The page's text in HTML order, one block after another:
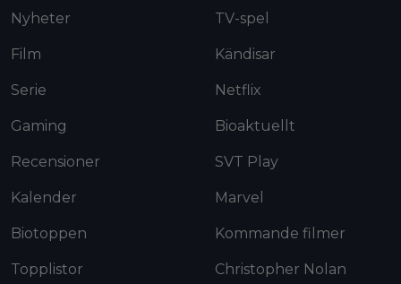
Nyheter
Film
Serie
Gaming
Recensioner
Kalender
Biotoppen
Topplistor
TV-spel
Kändisar
Netflix
Bioaktuellt
SVT Play
Marvel
Kommande filmer
Christopher Nolan